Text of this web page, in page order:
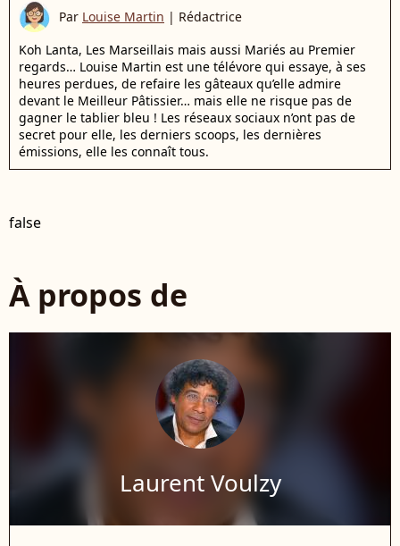
Par Louise Martin | Rédactrice
Koh Lanta, Les Marseillais mais aussi Mariés au Premier
regards… Louise Martin est une télévore qui essaye, à ses
heures perdues, de refaire les gâteaux qu’elle admire
devant le Meilleur Pâtissier… mais elle ne risque pas de
gagner le tablier bleu ! Les réseaux sociaux n’ont pas de
secret pour elle, les derniers scoops, les dernières
émissions, elle les connaît tous.
false
À propos de
Laurent Voulzy